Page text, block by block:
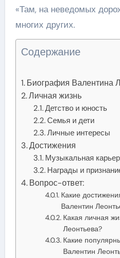
«Там, на неведомых
многих других.
Содержание
Биография Валентина
Личная жизнь
Детство и юность
Семья и дети
Личные интересы
Достижения
Музыкальная
Награды и
Вопрос-ответ:
Какие
Валентин
Какая личная
Леонтьева?
Какие
Валентин